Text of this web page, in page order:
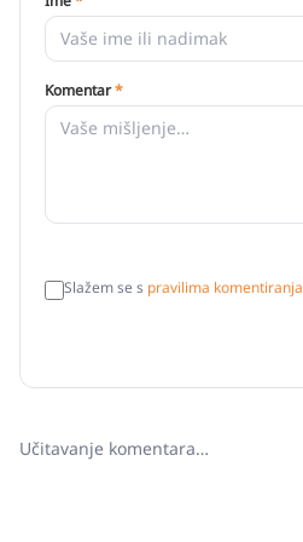
Komentar*
Slažem se s pravilima komentiranja
Učitavanje komentara…